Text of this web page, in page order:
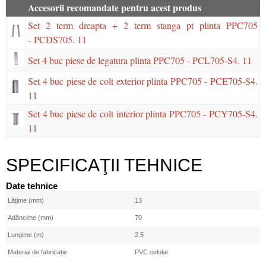
Accesorii recomandate pentru acest produs
Set 2 term dreapta + 2 term stanga pt plinta PPC705
- PCDS705. 11
Set 4 buc piese de legatura plinta PPC705 - PCL705-S4. 11
Set 4 buc piese de colt exterior plinta PPC705 - PCE705-S4.
11
Set 4 buc piese de colt interior plinta PPC705 - PCY705-S4.
11
SPECIFICAŢII TEHNICE
Date tehnice
Lățime (mm) 13
Adâncime (mm) 70
Lungime (m) 2.5
Material de fabricație PVC celular